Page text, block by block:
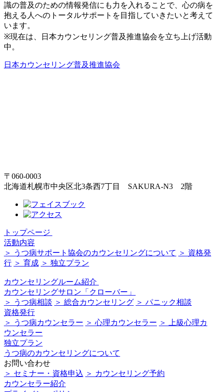
識の普及のための情報発信にも力を入れることで、心の病を
抱える人へのトータルサポートを目指していきたいと考えて
います。
※現在は、日本カウンセリング普及推進協会を立ち上げ活動
中。
日本カウンセリング普及推進協会
〒060-0003
北海道札幌市中央区北3条西7丁目 SAKURA-N3 2階
トップページ
活動内容
＞ うつ病サポート協会のカウンセリングについて ＞ 資格発
行 ＞ 育成 ＞ 独立プラン
カウンセリングルーム紹介
カウンセリングサロン「クローバー」
＞ うつ病相談 ＞ 総合カウンセリング ＞ パニック相談
資格発行
＞ うつ病カウンセラー ＞ 心理カウンセラー ＞ 上級心理カ
ウンセラー
独立プラン
うつ病のカウンセリングについて
お問い合わせ
＞ セミナー・資格申込 ＞ カウンセリング予約
カウンセラー紹介